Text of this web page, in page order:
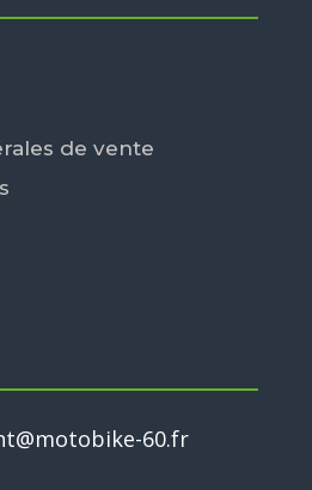
de vente
60.fr